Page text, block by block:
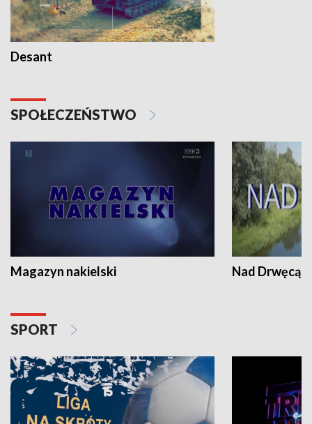
Desant
SPOŁECZEŃSTWO
Magazyn nakielski Nad Drwęcą
SPORT